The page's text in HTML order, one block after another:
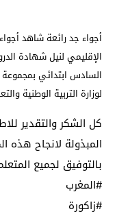
أجواء جد رائعة شاهد
السادس ابتدائي بمجموعة
لوزارة التربية الوطنية
كل الشكر والتقدير
المبذولة لانجاح هذه
بالتوفيق لجميع
#المغرب
#زاكورة